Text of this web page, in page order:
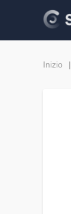
Inizio